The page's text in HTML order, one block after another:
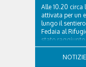
Alle 10.20 circa
attivata per un
lungo il
Fedaia al
stato
del Soccorso
NOTIZIE